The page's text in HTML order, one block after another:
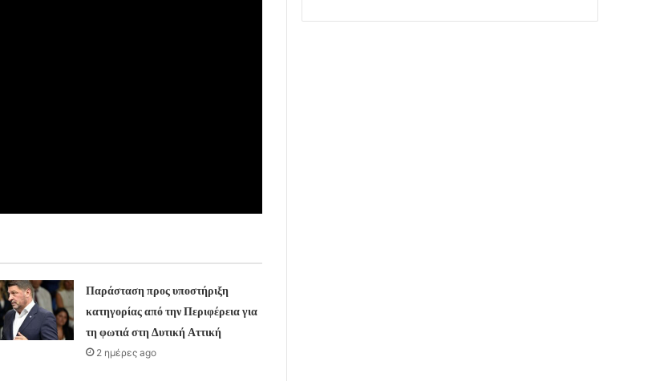
Παράσταση προς υποστήριξη
κατηγορίας από την Περιφέρεια για
τη φωτιά στη Δυτική Αττική
2 ημέρες ago